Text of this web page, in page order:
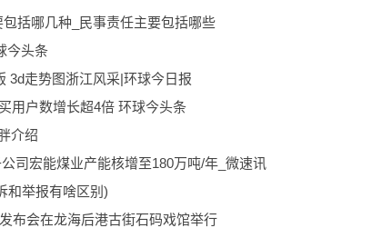
括哪几种_民事责任主要包括哪些
今头条
3d走势图浙江风采|环球今日报
用户数增长超4倍 环球今头条
介绍
司宏能煤业产能核增至180万吨/年_微速讯
和举报有啥区别)
布会在龙海后港古街石码戏馆举行